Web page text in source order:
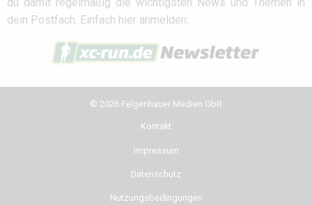
dein Postfach. Einfach hier anmelden:
© 2026 Felgenhauer Medien GbR
Kontakt
Impressum
Datenschutz
Nutzungsbedingungen